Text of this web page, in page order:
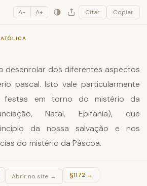
Igreja Católica
A− A+ Citar Copiar
desenrolar dos diferentes aspectos
pascal. Isto vale particularmente
em torno do mistério da
Natal, Epifania), que
da nossa salvação e nos
do mistério da Páscoa.
Abrir no site → §1172 →